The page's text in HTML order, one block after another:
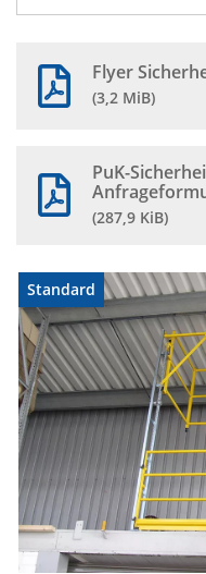
Flyer
(3,2 MiB)
PuK-
(287,9 KiB)
Standard